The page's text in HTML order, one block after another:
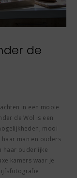
de
in een mooie
de Wol is een
mooi
man en ouders
haar ouderlijke
kamers waar je